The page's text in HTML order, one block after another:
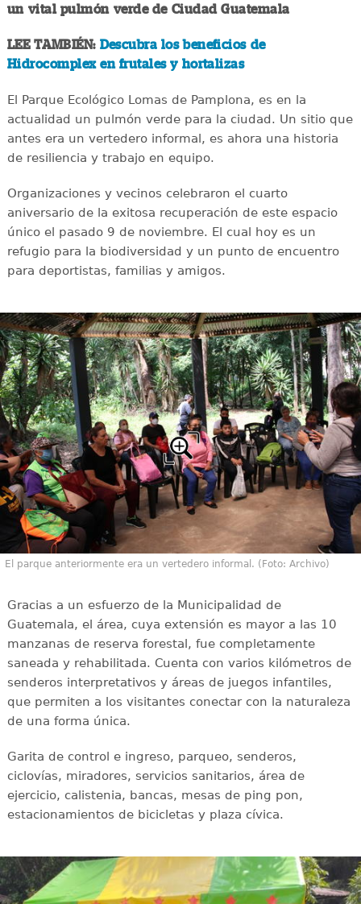
un vital pulmón verde de Ciudad Guatemala
LEE TAMBIÉN: Descubra los beneficios de
Hidrocomplex en frutales y hortalizas
El Parque Ecológico Lomas de Pamplona, es en la
actualidad un pulmón verde para la ciudad. Un sitio que
antes era un vertedero informal, es ahora una historia
de resiliencia y trabajo en equipo.
Organizaciones y vecinos celebraron el cuarto
aniversario de la exitosa recuperación de este espacio
único el pasado 9 de noviembre. El cual hoy es un
refugio para la biodiversidad y un punto de encuentro
para deportistas, familias y amigos.
El parque anteriormente era un vertedero informal. (Foto: Archivo)
Gracias a un esfuerzo de la Municipalidad de
Guatemala, el área, cuya extensión es mayor a las 10
manzanas de reserva forestal, fue completamente
saneada y rehabilitada. Cuenta con varios kilómetros de
senderos interpretativos y áreas de juegos infantiles,
que permiten a los visitantes conectar con la naturaleza
de una forma única.
Garita de control e ingreso, parqueo, senderos,
ciclovías, miradores, servicios sanitarios, área de
ejercicio, calistenia, bancas, mesas de ping pon,
estacionamientos de bicicletas y plaza cívica.